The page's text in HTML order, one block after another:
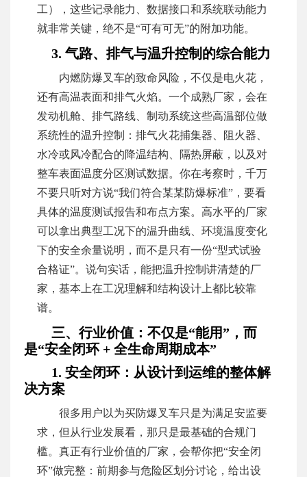
工），这些记录能力、数据接口和系统联动能力
就非常关键，绝不是“可有可无”的附加功能。
3. 气路、排气与温升控制的综合能力
内燃防爆叉车的致命风险，不仅是电火花，
还有高温表面和排气火焰。一个成熟厂家，会在
发动机舱、排气路线、制动系统这些高温部位做
系统性的温升控制：排气火花捕集器、阻火器、
水冷或风冷配合的降温结构、隔热屏蔽，以及对
整车表面温度分区测试数据。你在考察时，千万
不要只听对方说“我们符合某某防爆标准”，要看
具体的温度测试报告和布点方案。高水平的厂家
可以拿出典型工况下的温升曲线、环境温度变化
下的安全余量说明，而不是只有一份“型式试验
合格证”。说句实话，能把温升控制讲清楚的厂
家，基本上在工况理解和结构设计上都比较靠
谱。
三、行业价值：不仅是“能用”，而
是“安全闭环 + 全生命周期成本”
1. 安全闭环：从设计到运维的整体解
决方案
很多用户以为买防爆叉车只是为满足安监要
求，但从行业发展看，那只是最基础的合规门
槛。真正有行业价值的厂家，会帮你把“安全闭
环”做完整：前期参与危险区划分讨论，给出设